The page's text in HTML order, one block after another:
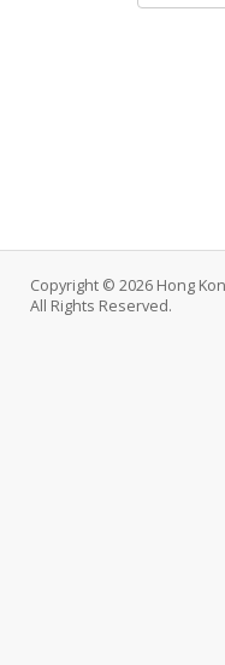
Copyright © 2026 Hong
All Rights Reserved.